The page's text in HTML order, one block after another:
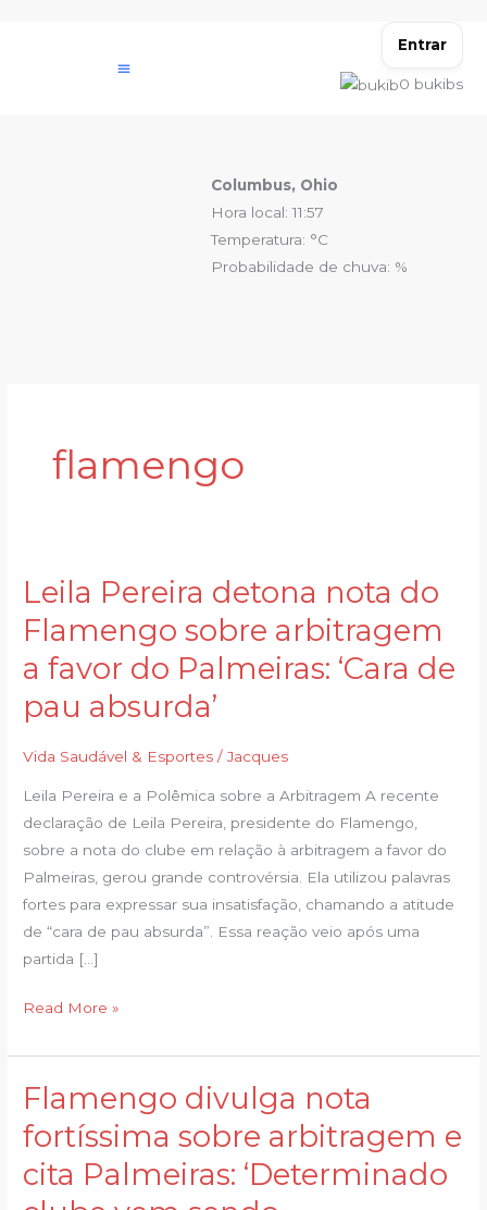
Entrar
0 bukibs
Columbus, Ohio
Hora local: 11:57
Temperatura: °C
Probabilidade de chuva: %
flamengo
Leila Pereira detona nota do
Flamengo sobre arbitragem
a favor do Palmeiras: ‘Cara de
pau absurda’
Vida Saudável & Esportes /Jacques
Leila Pereira e a Polêmica sobre a Arbitragem A recente
declaração de Leila Pereira, presidente do Flamengo,
sobre a nota do clube em relação à arbitragem a favor do
Palmeiras, gerou grande controvérsia. Ela utilizou palavras
fortes para expressar sua insatisfação, chamando a atitude
de “cara de pau absurda”. Essa reação veio após uma
partida […]
Leila
detona
nota
Flamengo
sobre
a
favor
do
Palmeiras:
‘Cara
de
pau
Read More »
Flamengo divulga nota
fortíssima sobre arbitragem e
cita Palmeiras: ‘Determinado
Flamengo
nota
fortíssima
sobre